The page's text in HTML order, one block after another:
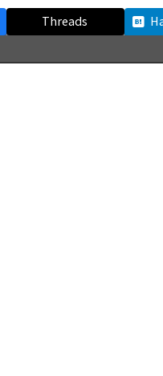
Threads